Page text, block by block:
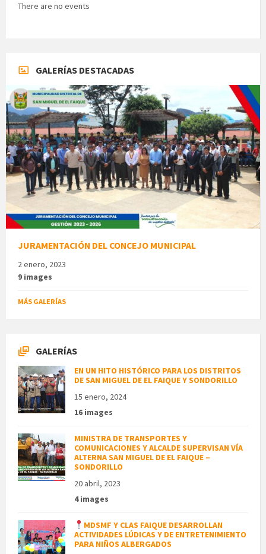
There are no events
GALERÍAS DESTACADAS
JURAMENTACIÓN DEL CONCEJO MUNICIPAL
2 enero, 2023
9 images
MÁS GALERÍAS
GALERÍAS
EN UN HITO HISTÓRICO PARA LOS DISTRITOS
DE SAN MIGUEL DE EL FAIQUE Y SONDORILLO
15 enero, 2024
16 images
MINISTRA DE TRANSPORTES Y
COMUNICACIONES Y ALCALDE SUPERVISAN VÍA
ALTERNA SAN MIGUEL DE EL FAIQUE –
SONDORILLO
20 abril, 2023
4 images
MDSMF Y CLAS FAIQUE DESARROLLAN
ACTIVIDADES LÚDICAS Y DE ENTRETENIMIENTO
PARA NIÑOS ALBERGADOS